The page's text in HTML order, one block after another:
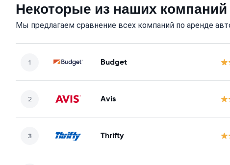
Некоторые из наших
Мы предлагаем сравнение всех компаний по аренде
Budget
Avis
Thrifty